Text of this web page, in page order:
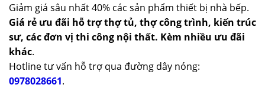
Giảm giá sâu nhất 40% các sản phẩm thiết bị nhà bếp.
Giá rẻ ưu đãi hỗ trợ thợ tủ, thợ công trình, kiến trúc
sư, các đơn vị thi công nội thất. Kèm nhiều ưu đãi
khác.
Hotline tư vấn hỗ trợ qua đường dây nóng:
0978028661.